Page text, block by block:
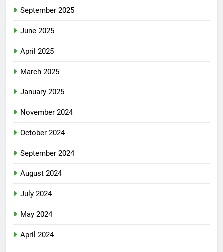
September 2025
June 2025
April 2025
March 2025
January 2025
November 2024
October 2024
September 2024
August 2024
July 2024
May 2024
April 2024